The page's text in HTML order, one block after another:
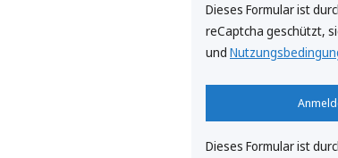
Dieses Formular ist
reCaptcha geschützt,
und
Dieses Formular ist